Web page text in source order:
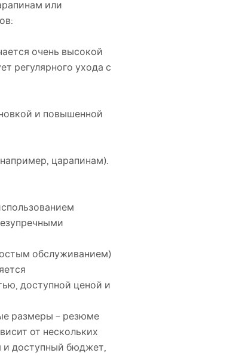
или
очень высокой
регулярного ухода с
и повышенной
царапинам).
обслуживанием)
доступной ценой и
размеры – резюме
от нескольких
и доступный бюджет,